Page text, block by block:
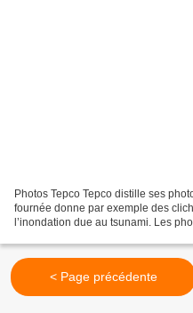
Photos Tepco Tepco distille ses
fournée donne par exemple des
l’inondation due au tsunami. Les
< Page précédente